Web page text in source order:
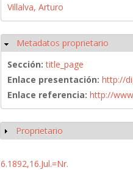
Villalva, Arturo
Ocultar
Metadatos proprietario
Sección:title_page
Enlace presentación: http://
Enlace referencia: http://
Mostrar
Proprietario
6.1892,16.Jul.=Nr.